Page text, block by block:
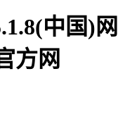
中国)网
方网